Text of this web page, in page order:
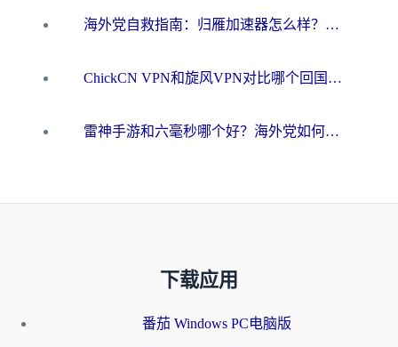
海外党自救指南：归雁加速器怎么样？教你避开坑实现国内资源无缝访问
ChickCN VPN和旋风VPN对比哪个回国效果更好？海外用户的选择困境与出路
雷神手游和六毫秒哪个好？海外党如何真正解锁国内资源
下载应用
番茄 Windows PC电脑版